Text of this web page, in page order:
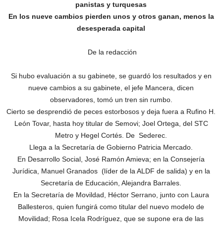
panistas y turquesas
En los nueve cambios pierden unos y otros ganan, menos la
desesperada capital
De la redacción
Si hubo evaluación a su gabinete, se guardó los resultados y en
nueve cambios a su gabinete, el jefe Mancera, dicen
observadores, tomó un tren sin rumbo.
Cierto se desprendió de peces estorbosos y deja fuera a Rufino H.
León Tovar, hasta hoy titular de Semovi; Joel Ortega, del STC
Metro y Hegel Cortés. De Sederec.
Llega a la Secretaría de Gobierno Patricia Mercado.
En Desarrollo Social, José Ramón Amieva; en la Consejería
Jurídica, Manuel Granados (líder de la ALDF de salida) y en la
Secretaría de Educación, Alejandra Barrales.
En la Secretaría de Movildad, Héctor Serrano, junto con Laura
Ballesteros, quien fungirá como titular del nuevo modelo de
Movilidad; Rosa Icela Rodríguez, que se supone era de las